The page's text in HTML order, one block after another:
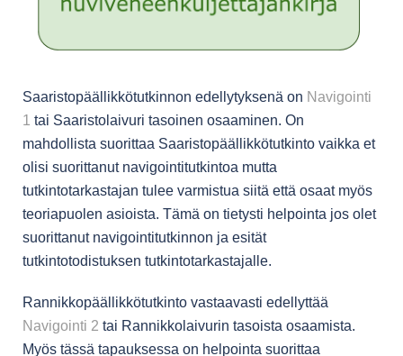
Saaristopäällikkötutkinnon edellytyksenä on Navigointi
1 tai Saaristolaivuri tasoinen osaaminen. On
mahdollista suorittaa Saaristopäällikkötutkinto vaikka et
olisi suorittanut navigointitutkintoa mutta
tutkintotarkastajan tulee varmistua siitä että osaat myös
teoriapuolen asioista. Tämä on tietysti helpointa jos olet
suorittanut navigointitutkinnon ja esität
tutkintotodistuksen tutkintotarkastajalle.
Rannikkopäällikkötutkinto vastaavasti edellyttää
Navigointi 2 tai Rannikkolaivurin tasoista osaamista.
Myös tässä tapauksessa on helpointa suorittaa